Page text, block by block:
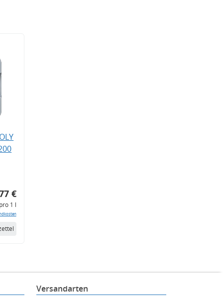
€
1 l
Versandarten